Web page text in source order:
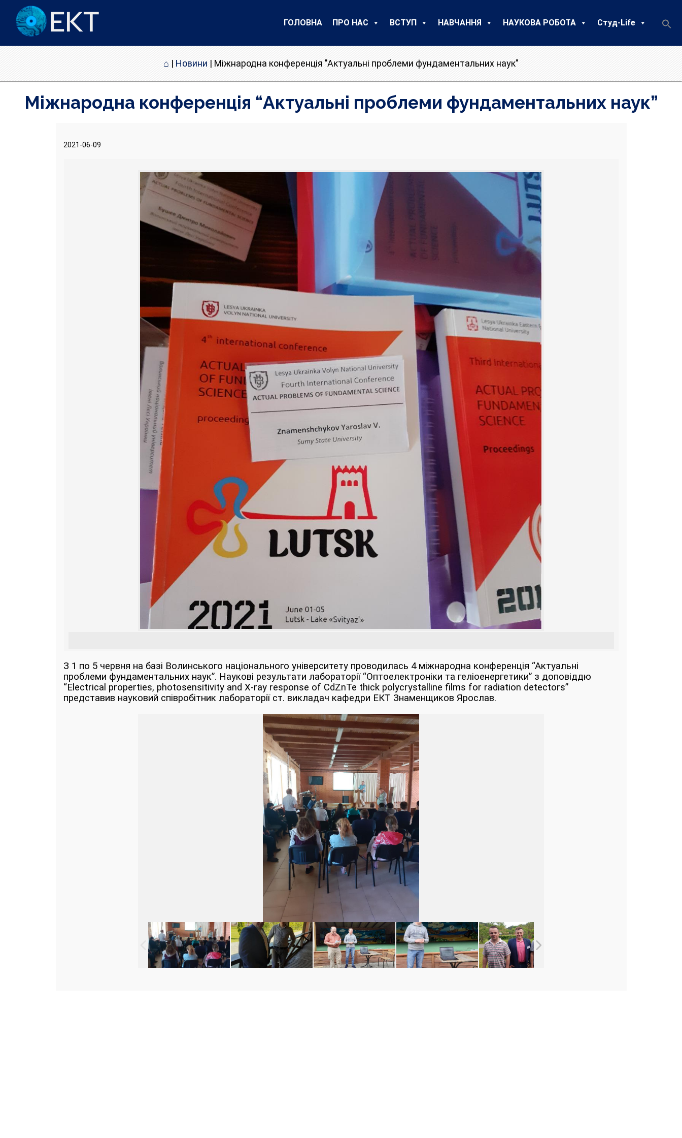
ГОЛОВНА ПРО НАС ВСТУП НАВЧАННЯ НАУКОВА РОБОТА Студ-Life
⌂ | Новини | Міжнародна конференція "Актуальні проблеми фундаментальних наук"
Міжнародна конференція “Актуальні проблеми фундаментальних наук”
2021-06-09
З 1 по 5 червня на базі Волинського національного університету проводилась 4 міжнародна конференція “Актуальні
проблеми фундаментальних наук”. Наукові результати лабораторії “Оптоелектроніки та геліоенергетики” з доповіддю
“Electrical properties, photosensitivity and X-ray response of CdZnTe thick polycrystalline films for radiation detectors”
представив науковий співробітник лабораторії ст. викладач кафедри ЕКТ Знаменщиков Ярослав.